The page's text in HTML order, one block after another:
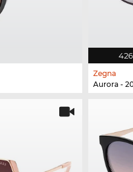
Zegna
Aurora -